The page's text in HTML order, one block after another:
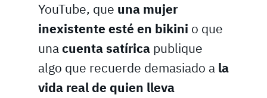
YouTube, que una mujer
inexistente esté en bikini o que
unacuenta satírica publique
algo que recuerde demasiado a la
vida real de quien lleva